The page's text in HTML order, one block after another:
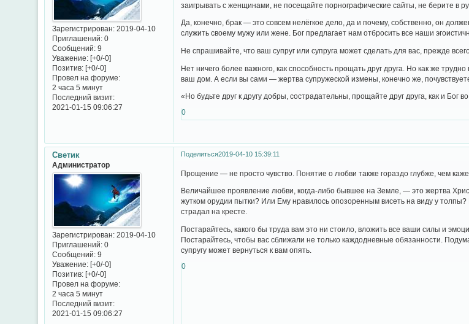
Зарегистрирован: 2019-04-10
Приглашений:0
Сообщений:9
Уважение: [+0/-0]
Позитив: [+0/-0]
Провел на форуме:
2 часа 5 минут
Последний визит:
2021-01-15 09:06:27
заигрывать с женщинами, не посещайте порнографические сайты, не берите в
Да, конечно, брак — это совсем нелёгкое дело, да и почему, собственно, он
служить своему мужу или жене. Бог предлагает нам отбросить все наши
Не спрашивайте, что ваш супруг или супруга может сделать для вас, прежде
Нет ничего более важного, как способность прощать друг друга. Но как же
ваш дом. А если вы сами — жертва супружеской измены, конечно же,
«Но будьте друг к другу добры, сострадательны, прощайте друг друга, как и Бог
0
Поделиться2019-04-10 15:39:11
Светик
Администратор
Зарегистрирован: 2019-04-10
Приглашений:0
Сообщений:9
Уважение: [+0/-0]
Позитив: [+0/-0]
Провел на форуме:
2 часа 5 минут
Последний визит:
2021-01-15 09:06:27
Прощение — не просто чувство. Понятие о любви также гораздо глубже, чем
Величайшее проявление любви, когда-либо бывшее на Земле, — это жертва
жутком орудии пытки? Или Ему нравилось опозоренным висеть на виду у
страдал на кресте.
Постарайтесь, какого бы труда вам это ни стоило, вложить все ваши силы и
Постарайтесь, чтобы вас сближали не только каждодневные обязанности.
супругу может вернуться к вам опять.
0